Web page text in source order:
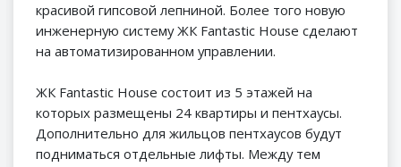
красивой гипсовой лепниной. Более того новую
инженерную систему ЖК Fantastic House сделают
на автоматизированном управлении.
ЖК Fantastic House состоит из 5 этажей на
которых размещены 24 квартиры и пентхаусы.
Дополнительно для жильцов пентхаусов будут
подниматься отдельные лифты. Между тем